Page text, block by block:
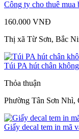
Công ty cho thuê mua
160.000 VNĐ
Thị xã Từ Sơn, Bắc
Túi PA hút chân không
Thỏa thuận
Phường Tân Sơn Nhì,
Giấy decal tem in mã